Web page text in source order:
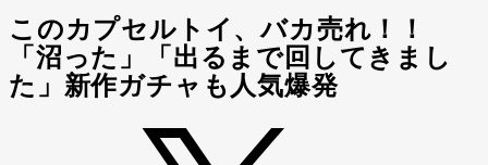
このカプセルトイ、バカ売れ！！
「沼った」「出るまで回してきまし
た」新作ガチャも人気爆発